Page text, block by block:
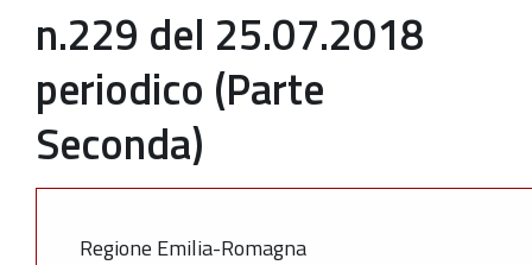
n.229 del 25.07.2018
periodico (Parte
Seconda)
Regione Emilia-Romagna